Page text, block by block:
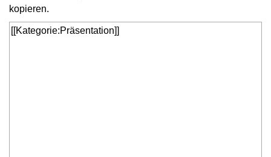
kopieren.